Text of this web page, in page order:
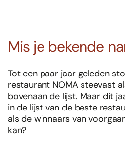
Mis je bekende
Tot een paar jaar geleden
restaurant NOMA steevast
bovenaan de lijst. Maar dit
in de lijst van de beste
als de winnaars van
kan?